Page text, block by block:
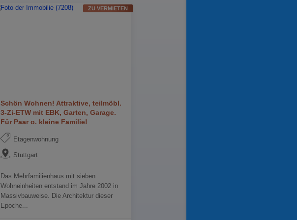
Schön Wohnen! Attraktive, teilmöbl.
3-Zi-ETW mit EBK, Garten, Garage.
Für Paar o. kleine Familie!
Etagenwohnung
Stuttgart
Das Mehrfamilienhaus mit sieben
Wohneinheiten entstand im Jahre 2002 in
Massivbauweise. Die Architektur dieser
Epoche...
ZU VERMIETEN